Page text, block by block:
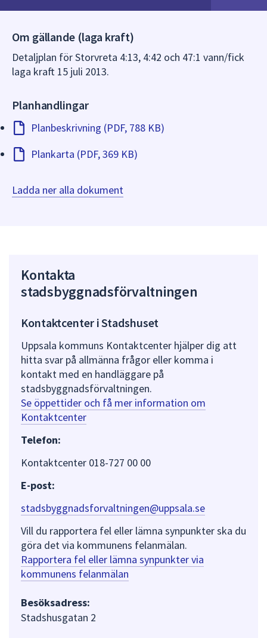
Om gällande (laga kraft)
Detaljplan för Storvreta 4:13, 4:42 och 47:1 vann/fick
laga kraft 15 juli 2013.
Planhandlingar
Planbeskrivning (PDF, 788 KB)
Plankarta (PDF, 369 KB)
Ladda ner alla dokument
Kontakta
stadsbyggnadsförvaltningen
Kontaktcenter i Stadshuset
Uppsala kommuns Kontaktcenter hjälper dig att
hitta svar på allmänna frågor eller komma i
kontakt med en handläggare på
stadsbyggnadsförvaltningen.
Se öppettider och få mer information om
Kontaktcenter
Telefon:
Kontaktcenter 018-727 00 00
E-post:
stadsbyggnadsforvaltningen@uppsala.se
Vill du rapportera fel eller lämna synpunkter ska du
göra det via kommunens felanmälan.
Rapportera fel eller lämna synpunkter via
kommunens felanmälan
Besöksadress:
Stadshusgatan 2